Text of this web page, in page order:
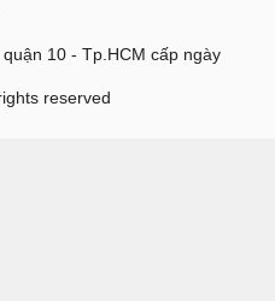
10 - Tp.HCM cấp ngày
reserved